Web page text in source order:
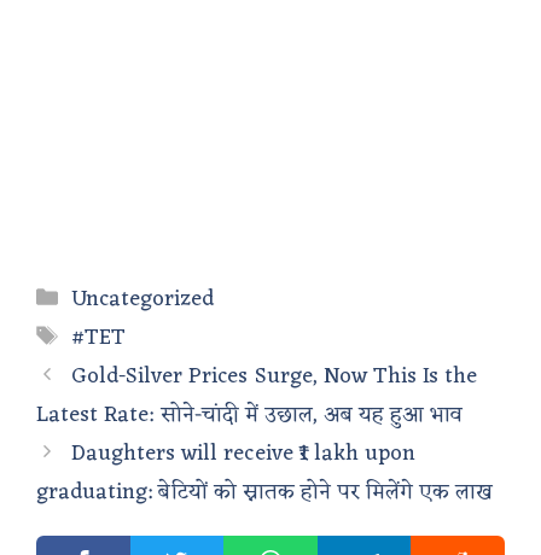
Categories
Uncategorized
Tags
#TET
Gold-Silver Prices Surge, Now This Is the
Latest Rate: सोने-चांदी में उछाल, अब यह हुआ भाव
Daughters will receive ₹1 lakh upon
graduating: बेटियों को स्नातक होने पर मिलेंगे एक लाख